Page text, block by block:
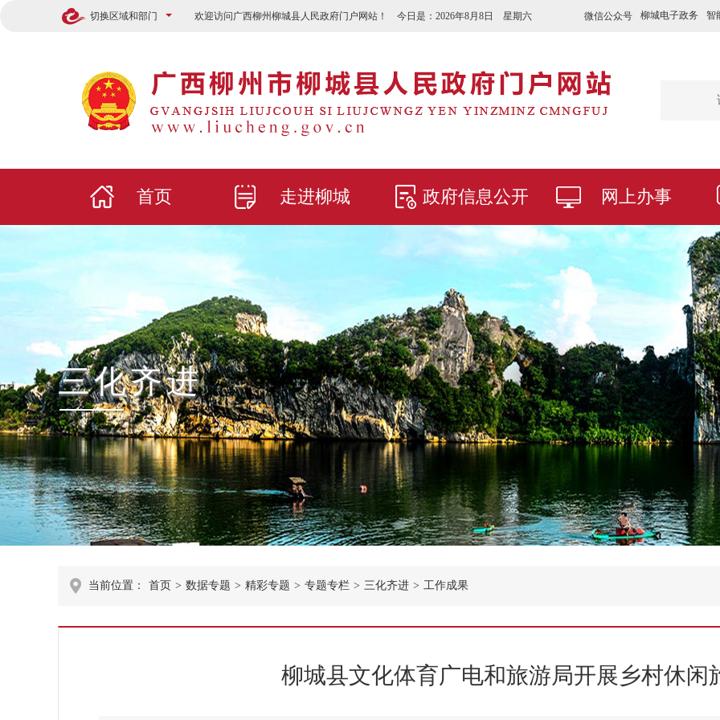
切换区域和部门 微信公众号 柳城电子政务 智
欢迎访问广西柳州柳城县人民政府门户网站！ 今日是： 2026年8月8日 星期六
首页 走进柳城 政府信息公开 网上办事
三化齐进
当前位置： 首页 > 数据专题 > 精彩专题 > 专题专栏 > 三化齐进 > 工作成果
柳城县文化体育广电和旅游局开展乡村休闲